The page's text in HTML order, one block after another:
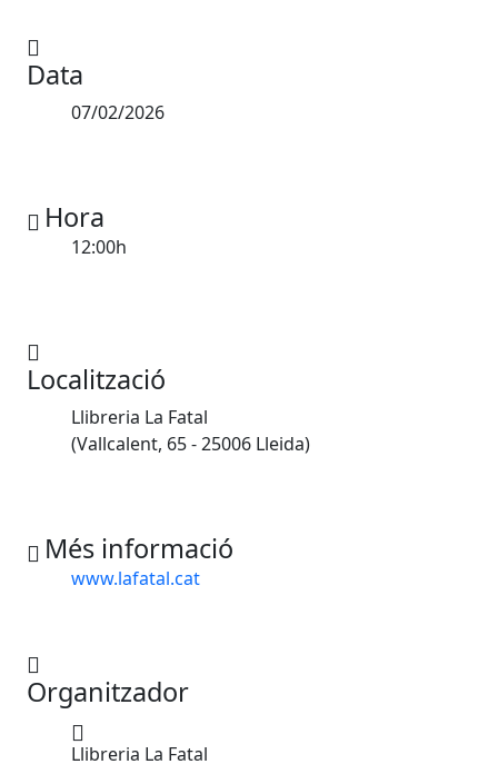
Data
07/02/2026
Hora
12:00h
Localització
Llibreria La Fatal
(Vallcalent, 65 - 25006 Lleida)
Més informació
www.lafatal.cat
Organitzador
Llibreria La Fatal